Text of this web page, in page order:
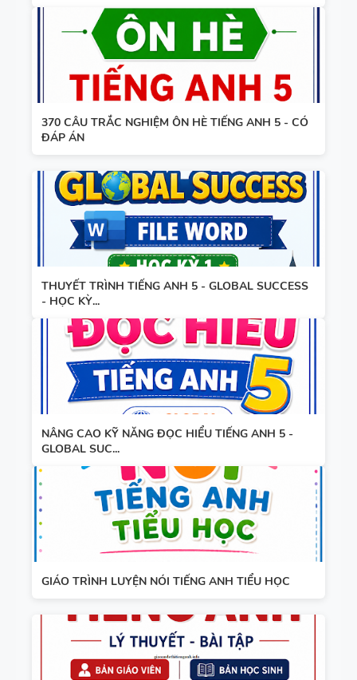
370 CÂU TRẮC NGHIỆM ÔN HÈ TIẾNG ANH 5 - CÓ
ĐÁP ÁN
THUYẾT TRÌNH TIẾNG ANH 5 - GLOBAL SUCCESS
- HỌC KỲ...
NÂNG CAO KỸ NĂNG ĐỌC HIỂU TIẾNG ANH 5 -
GLOBAL SUC...
GIÁO TRÌNH LUYỆN NÓI TIẾNG ANH TIỂU HỌC